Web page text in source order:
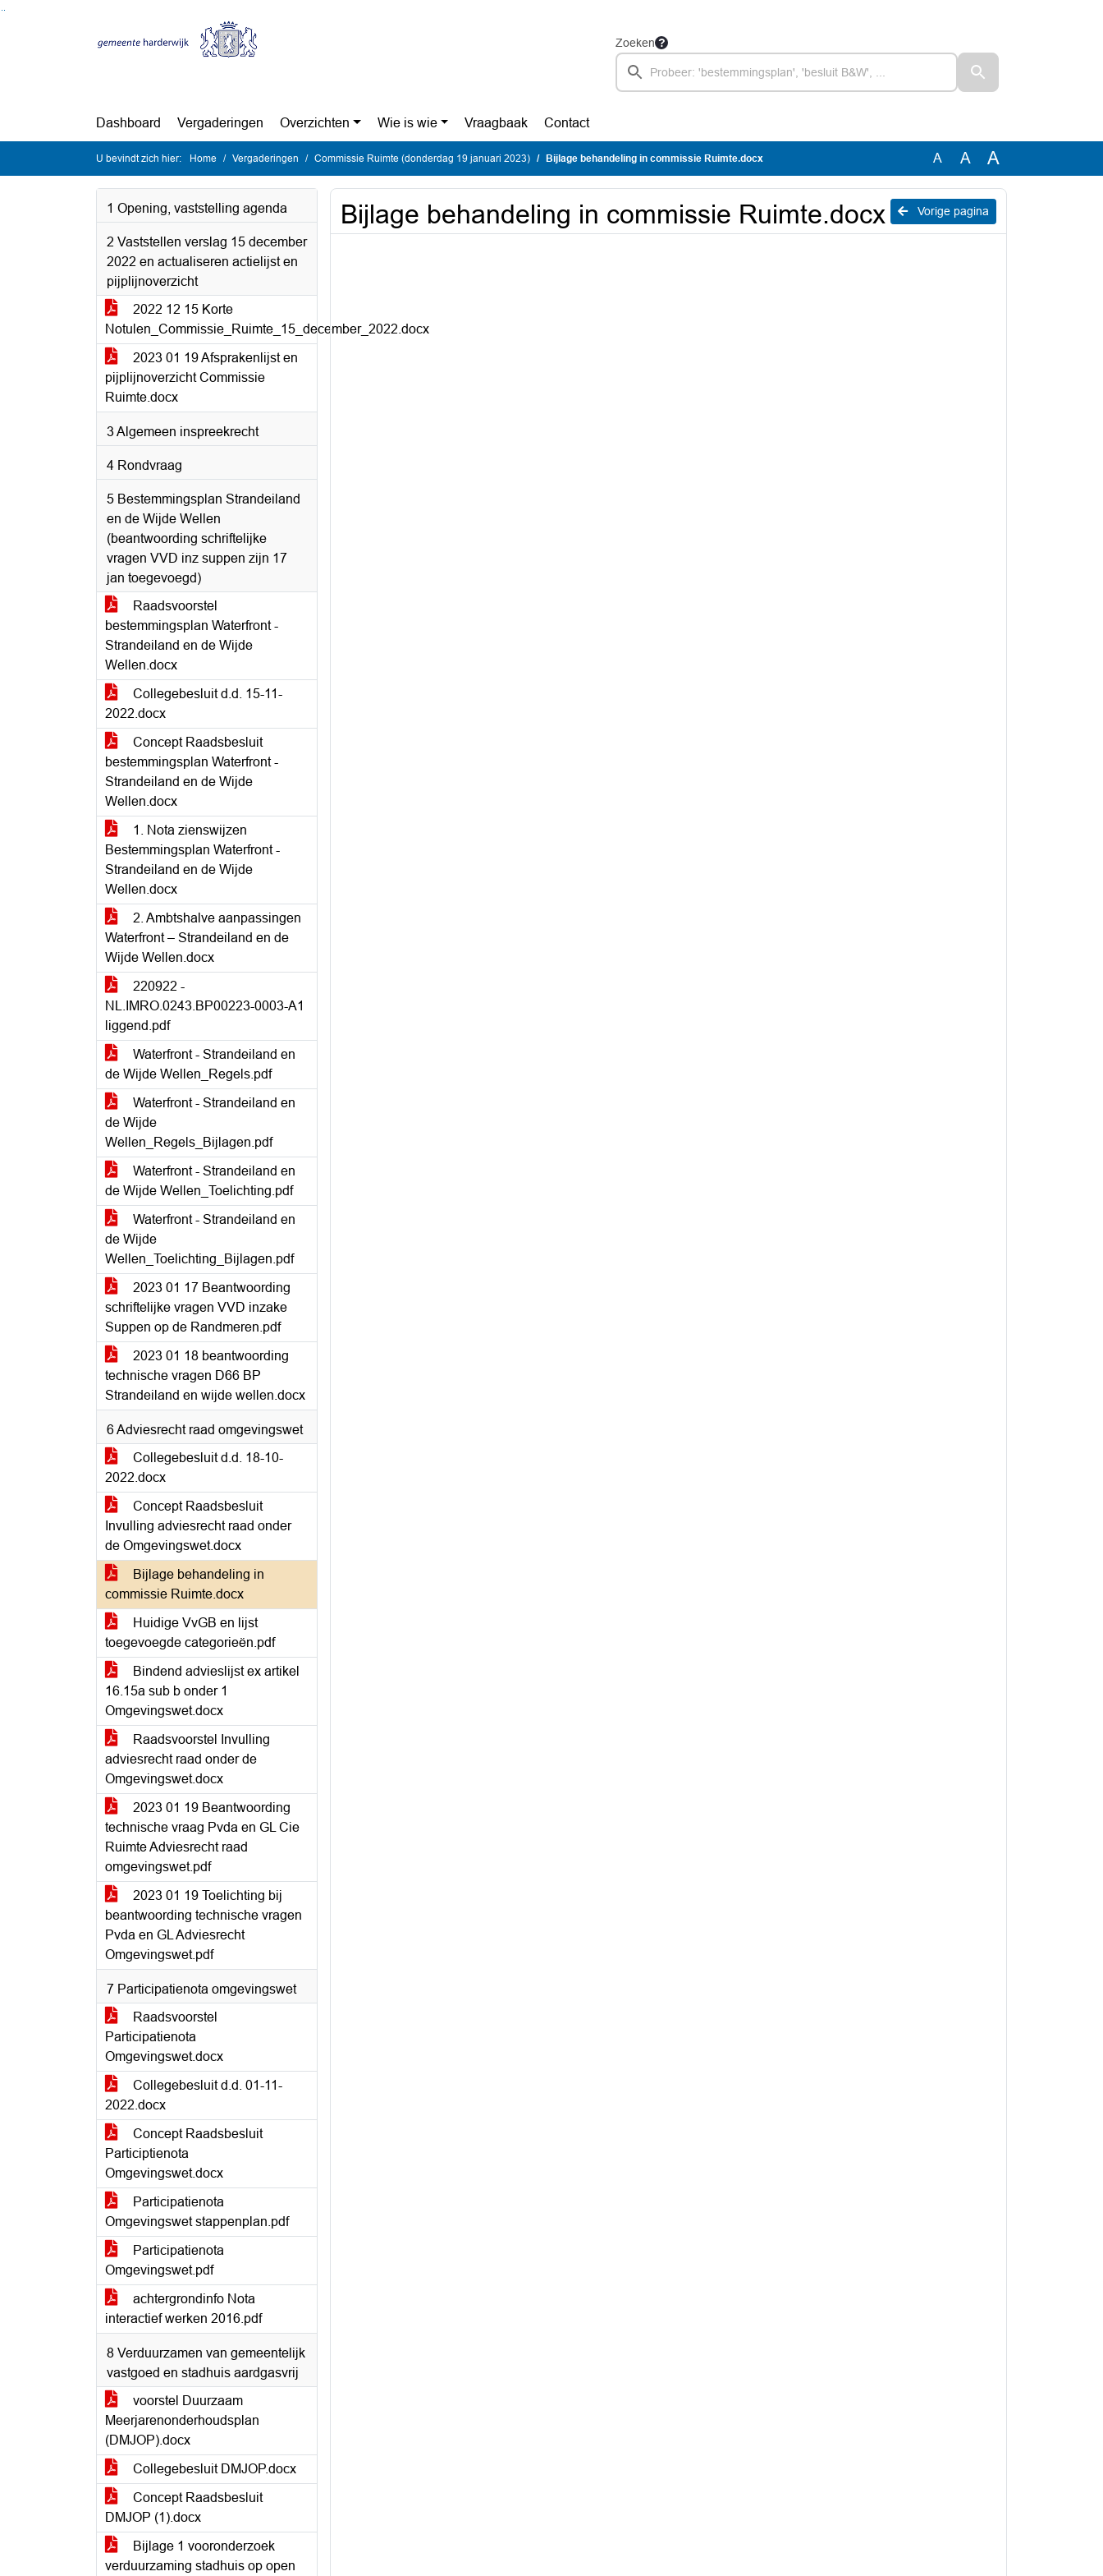
Zoeken
Dashboard Vergaderingen Overzichten Wie is wie Vraagbaak Contact
U bevindt zich hier: Home Vergaderingen Commissie Ruimte (donderdag 19 januari 2023) Bijlage behandeling in commissie Ruimte.docx A A A
1 Opening, vaststelling agenda
2 Vaststellen verslag 15 december
2022 en actualiseren actielijst en
pijplijnoverzicht
2022 12 15 Korte
Notulen_Commissie_Ruimte_15_december_2022.docx
2023 01 19 Afsprakenlijst en
pijplijnoverzicht Commissie
Ruimte.docx
3 Algemeen inspreekrecht
4 Rondvraag
5 Bestemmingsplan Strandeiland
en de Wijde Wellen
(beantwoording schriftelijke
vragen VVD inz suppen zijn 17
jan toegevoegd)
Raadsvoorstel
bestemmingsplan Waterfront -
Strandeiland en de Wijde
Wellen.docx
Collegebesluit d.d. 15-11-
2022.docx
Concept Raadsbesluit
bestemmingsplan Waterfront -
Strandeiland en de Wijde
Wellen.docx
1. Nota zienswijzen
Bestemmingsplan Waterfront -
Strandeiland en de Wijde
Wellen.docx
2. Ambtshalve aanpassingen
Waterfront – Strandeiland en de
Wijde Wellen.docx
220922 -
NL.IMRO.0243.BP00223-0003-A1
liggend.pdf
Waterfront - Strandeiland en
de Wijde Wellen_Regels.pdf
Waterfront - Strandeiland en
de Wijde
Wellen_Regels_Bijlagen.pdf
Waterfront - Strandeiland en
de Wijde Wellen_Toelichting.pdf
Waterfront - Strandeiland en
de Wijde
Wellen_Toelichting_Bijlagen.pdf
2023 01 17 Beantwoording
schriftelijke vragen VVD inzake
Suppen op de Randmeren.pdf
2023 01 18 beantwoording
technische vragen D66 BP
Strandeiland en wijde wellen.docx
6 Adviesrecht raad omgevingswet
Collegebesluit d.d. 18-10-
2022.docx
Concept Raadsbesluit
Invulling adviesrecht raad onder
de Omgevingswet.docx
Bijlage behandeling in
commissie Ruimte.docx
Huidige VvGB en lijst
toegevoegde categorieën.pdf
Bindend advieslijst ex artikel
16.15a sub b onder 1
Omgevingswet.docx
Raadsvoorstel Invulling
adviesrecht raad onder de
Omgevingswet.docx
2023 01 19 Beantwoording
technische vraag Pvda en GL Cie
Ruimte Adviesrecht raad
omgevingswet.pdf
2023 01 19 Toelichting bij
beantwoording technische vragen
Pvda en GL Adviesrecht
Omgevingswet.pdf
7 Participatienota omgevingswet
Raadsvoorstel
Participatienota
Omgevingswet.docx
Collegebesluit d.d. 01-11-
2022.docx
Concept Raadsbesluit
Participtienota
Omgevingswet.docx
Participatienota
Omgevingswet stappenplan.pdf
Participatienota
Omgevingswet.pdf
achtergrondinfo Nota
interactief werken 2016.pdf
8 Verduurzamen van gemeentelijk
vastgoed en stadhuis aardgasvrij
voorstel Duurzaam
Meerjarenonderhoudsplan
(DMJOP).docx
Collegebesluit DMJOP.docx
Concept Raadsbesluit
DMJOP (1).docx
Bijlage 1 vooronderzoek
verduurzaming stadhuis op open
Vorige pagina
Bijlage behandeling in commissie Ruimte.docx